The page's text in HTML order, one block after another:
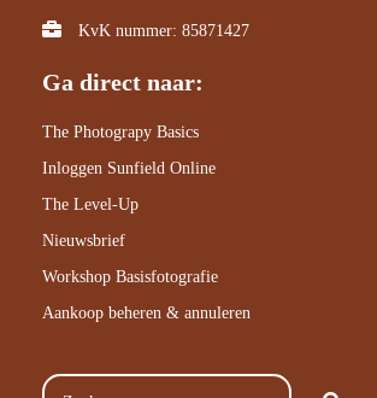
KvK nummer: 85871427
Ga direct naar:
The Photograpy Basics
Inloggen Sunfield Online
The Level-Up
Nieuwsbrief
Workshop Basisfotografie
Aankoop beheren & annuleren